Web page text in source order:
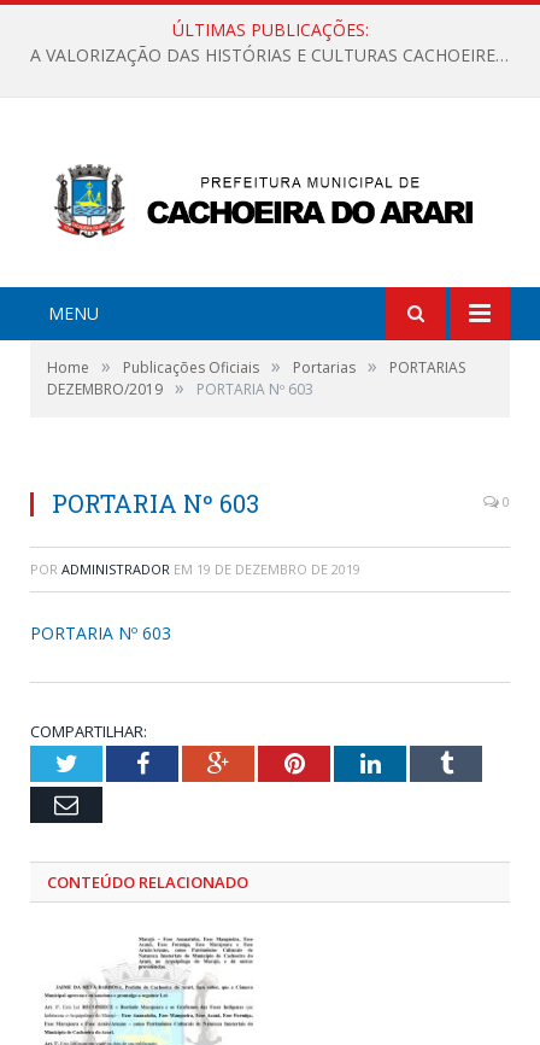
ÚLTIMAS PUBLICAÇÕES:
A VALORIZAÇÃO DAS HISTÓRIAS E CULTURAS CACHOEIRENSES
MENU
Home » Publicações Oficiais » Portarias »
PORTARIAS
DEZEMBRO/2019 » PORTARIA Nº 603
PORTARIA Nº 603 0
POR ADMINISTRADOR EM 19 DE DEZEMBRO DE 2019
PORTARIA Nº 603
COMPARTILHAR:
TwitterFacebookGoogle+PinterestLinkedInTumblr
Email
CONTEÚDO RELACIONADO